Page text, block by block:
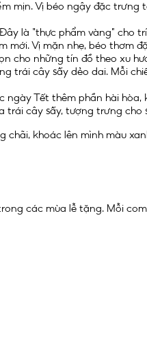
mịn. Vị béo ngậy đặc trưng
là “thực phẩm vàng” cho
mới. Vị mặn nhẹ, béo thơm
cho những tín đồ theo xu
trái cây sấy dẻo dai. Mỗi
ngày Tết thêm phần hài hòa,
cây sấy, tượng trưng cho
chãi, khoác lên mình màu
các mùa lễ tặng. Mỗi